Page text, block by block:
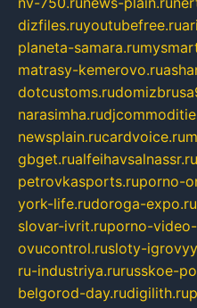
dizfiles.ruyoutubefree.ru
planeta-samara.ru
matrasy-kemerovo.ru
dotcustoms.ru
narasimha.ru
newsplain.rucardvoice.ru
gbget.rualfeihavsalnassr.ru
petrovkasports.ruporno-
york-life.rudoroga-expo.ru
slovar-ivrit.ruporno-
ovucontrol.rusloty-
ru-industriya.rurusskoe-
belgorod-day.rudigilith.ru